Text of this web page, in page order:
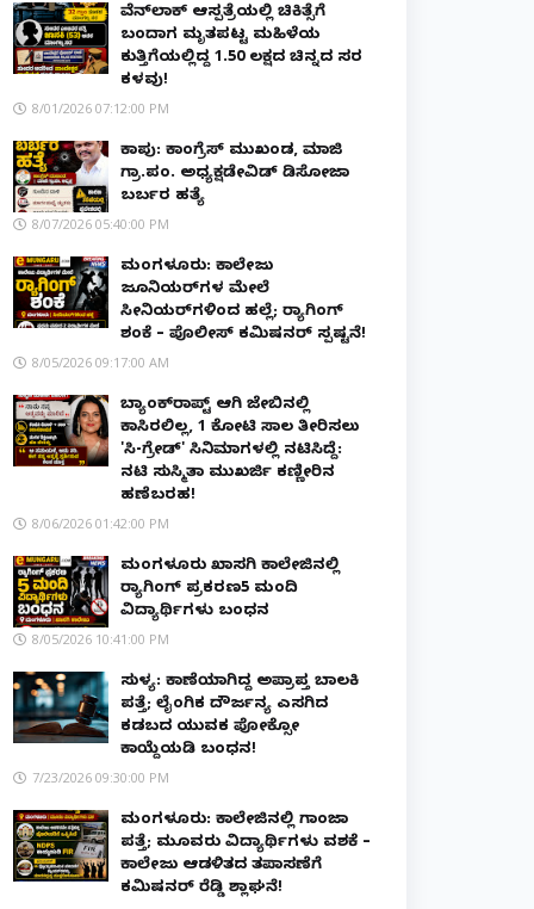
ವೆನ್‌ಲಾಕ್ ಆಸ್ಪತ್ರೆಯಲ್ಲಿ ಚಿಕಿತ್ಸೆಗೆ
ಬಂದಾಗ ಮೃತಪಟ್ಟ ಮಹಿಳೆಯ
ಕುತ್ತಿಗೆಯಲ್ಲಿದ್ದ ₹1.50 ಲಕ್ಷದ ಚಿನ್ನದ ಸರ
ಕಳವು!
8/01/2026 07:12:00 PM
ಕಾಪು: ಕಾಂಗ್ರೆಸ್ ಮುಖಂಡ, ಮಾಜಿ
ಗ್ರಾ.ಪಂ. ಅಧ್ಯಕ್ಷಡೇವಿಡ್ ಡಿಸೋಜಾ
ಬರ್ಬರ ಹತ್ಯೆ
8/07/2026 05:40:00 PM
ಮಂಗಳೂರು: ಕಾಲೇಜು
ಜೂನಿಯರ್‌ಗಳ ಮೇಲೆ
ಸೀನಿಯರ್‌ಗಳಿಂದ ಹಲ್ಲೆ; ರ‌್ಯಾಗಿಂಗ್
ಶಂಕೆ – ಪೊಲೀಸ್ ಕಮಿಷನರ್ ಸ್ಪಷ್ಟನೆ!
8/05/2026 09:17:00 AM
ಬ್ಯಾಂಕ್‌ರಾಪ್ಟ್‌ ಆಗಿ ಜೇಬಿನಲ್ಲಿ
ಕಾಸಿರಲಿಲ್ಲ, ₹1 ಕೋಟಿ ಸಾಲ ತೀರಿಸಲು
'ಸಿ-ಗ್ರೇಡ್' ಸಿನಿಮಾಗಳಲ್ಲಿ ನಟಿಸಿದ್ದೆ:
ನಟಿ ಸುಸ್ಮಿತಾ ಮುಖರ್ಜಿ ಕಣ್ಣೀರಿನ
ಹಣೆಬರಹ!
8/06/2026 01:42:00 PM
ಮಂಗಳೂರು ಖಾಸಗಿ ಕಾಲೇಜಿನಲ್ಲಿ
ರ‌್ಯಾಗಿಂಗ್ ಪ್ರಕರಣ5 ಮಂದಿ
ವಿದ್ಯಾರ್ಥಿಗಳು ಬಂಧನ
8/05/2026 10:41:00 PM
ಸುಳ್ಯ: ಕಾಣೆಯಾಗಿದ್ದ ಅಪ್ರಾಪ್ತ ಬಾಲಕಿ
ಪತ್ತೆ; ಲೈಂಗಿಕ ದೌರ್ಜನ್ಯ ಎಸಗಿದ
ಕಡಬದ ಯುವಕ ಪೋಕ್ಸೋ
ಕಾಯ್ದೆಯಡಿ ಬಂಧನ!
7/23/2026 09:30:00 PM
ಮಂಗಳೂರು: ಕಾಲೇಜಿನಲ್ಲಿ ಗಾಂಜಾ
ಪತ್ತೆ; ಮೂವರು ವಿದ್ಯಾರ್ಥಿಗಳು ವಶಕ್ಕೆ –
ಕಾಲೇಜು ಆಡಳಿತದ ತಪಾಸಣೆಗೆ
ಕಮಿಷನರ್ ರೆಡ್ಡಿ ಶ್ಲಾಘನೆ!